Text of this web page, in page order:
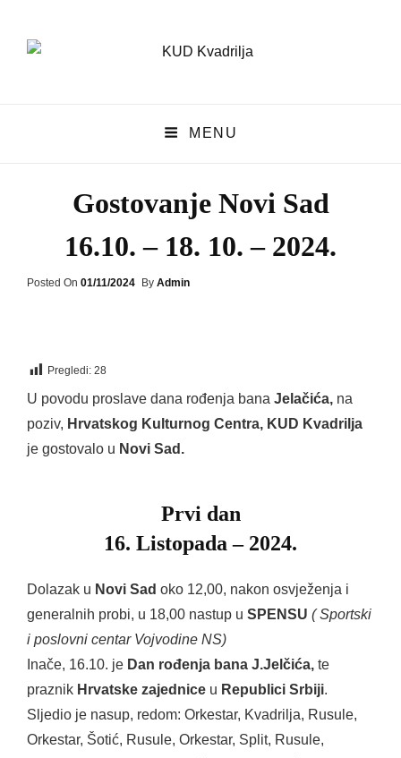
KUD KVADRILJAMENU
Gostovanje Novi Sad
16.10. – 18. 10. – 2024.
Posted On Posted
01/11/2024 By Admin
Pregledi: 28
U povodu proslave dana rođenja bana Jelačića, na
poziv, Hrvatskog Kulturnog Centra, KUD Kvadrilja
je gostovalo u Novi Sad.
Prvi dan
16. Listopada – 2024.
Dolazak u Novi Sad oko 12,00, nakon osvježenja i
generalnih probi, u 18,00 nastup u SPENSU ( Sportski
i poslovni centar Vojvodine NS)
Inače, 16.10. je Dan rođenja bana J.Jelčića, te
praznik Hrvatske zajednice u Republici Srbiji.
Sljedio je nasup, redom: Orkestar, Kvadrilja, Rusule,
Orkestar, Šotić, Rusule, Orkestar, Split, Rusule,